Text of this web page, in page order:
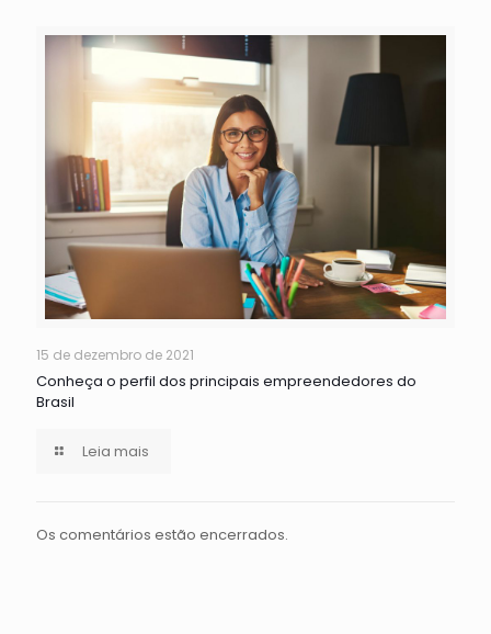
15 de dezembro de 2021
Conheça o perfil dos principais empreendedores do
Brasil
Leia mais
Os comentários estão encerrados.